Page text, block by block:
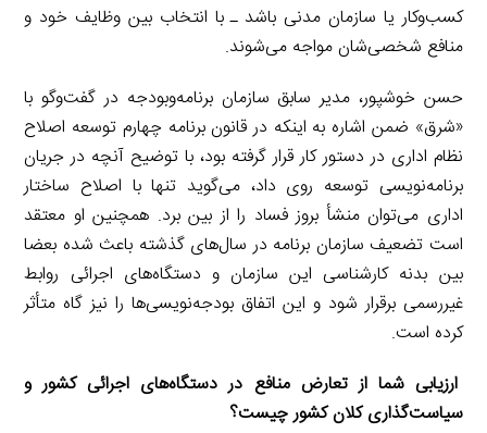
كسب‌وكار یا سازمان مدنی باشد ـ با انتخاب بین وظایف خود و
منافع شخصی‌شان مواجه می‌شوند.
حسن خوشپور، مدیر سابق سازمان برنامه‌و‌بودجه در گفت‌وگو با
«شرق» ضمن اشاره به اینکه در قانون برنامه چهارم توسعه اصلاح
نظام اداری در دستور کار قرار گرفته بود، با توضیح آنچه در جریان
برنامه‌نویسی توسعه روی داد، می‌گوید تنها با اصلاح ساختار
اداری می‌توان منشأ بروز فساد را از بین برد. همچنین او معتقد
است تضعیف سازمان برنامه در سال‌های گذشته باعث شده بعضا
بین بدنه کارشناسی این سازمان و دستگاه‌های اجرائی روابط
غیررسمی برقرار شود و این اتفاق بودجه‌نویسی‌ها را نیز گاه متأثر
کرده است.
ارزیابی شما از تعارض منافع در دستگاه‌های اجرائی کشور و
سیاست‌گذاری کلان کشور چیست؟